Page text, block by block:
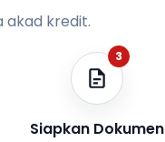
akad kredit.
3
Siapkan Dokumen